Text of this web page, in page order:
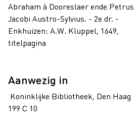
Abraham à Dooreslaer ende Petrus
Jacobi Austro-Sylvius. - 2e dr. -
Enkhuizen: A.W. Kluppel, 1649,
titelpagina
Aanwezig in
Koninklijke Bibliotheek, Den Haag
199 C 10